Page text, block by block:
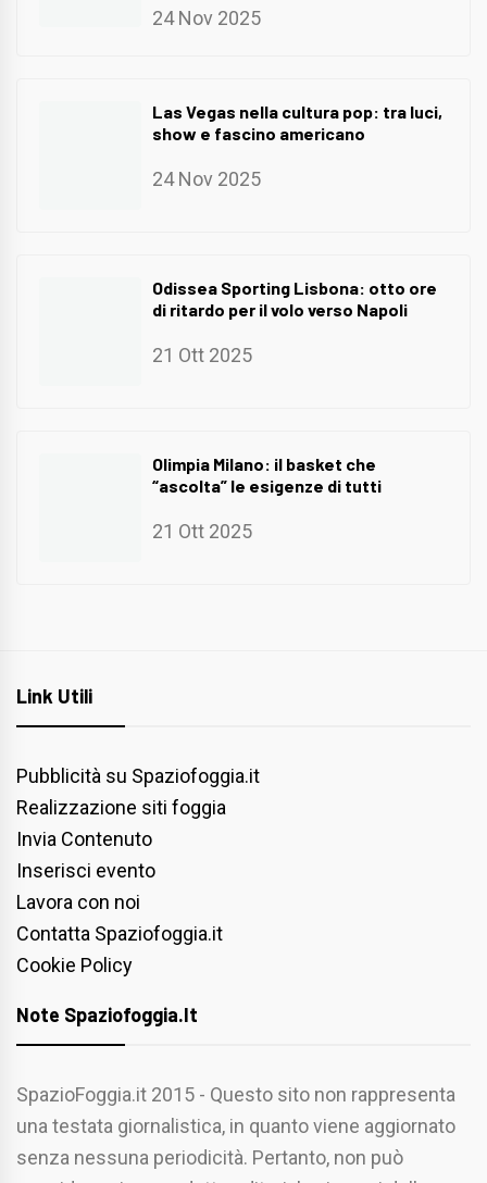
24 Nov 2025
Las Vegas nella cultura pop: tra luci,
show e fascino americano
24 Nov 2025
Odissea Sporting Lisbona: otto ore
di ritardo per il volo verso Napoli
21 Ott 2025
Olimpia Milano: il basket che
“ascolta” le esigenze di tutti
21 Ott 2025
Link Utili
Pubblicità su Spaziofoggia.it
Realizzazione siti foggia
Invia Contenuto
Inserisci evento
Lavora con noi
Contatta Spaziofoggia.it
Cookie Policy
Note Spaziofoggia.it
SpazioFoggia.it 2015 - Questo sito non rappresenta
una testata giornalistica, in quanto viene aggiornato
senza nessuna periodicità. Pertanto, non può